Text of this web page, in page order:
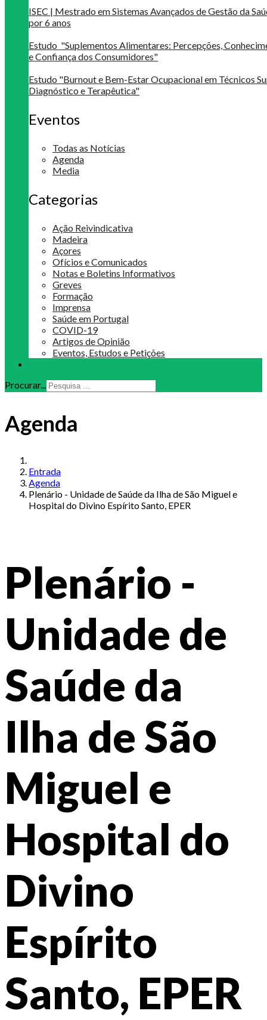
ISEC | Mestrado em Sistemas Avançados de Gestão da
por 6 anos
Estudo "Suplementos Alimentares: Percepções,
e Confiança dos Consumidores"
Estudo "Burnout e Bem-Estar Ocupacional em Técnicos
Diagnóstico e Terapêutica"
Eventos
Todas as Notícias
Agenda
Media
Categorias
Ação Reivindicativa
Madeira
Açores
Ofícios e Comunicados
Notas e Boletins Informativos
Greves
Formação
Imprensa
Saúde em Portugal
COVID-19
Artigos de Opinião
Eventos, Estudos e Petições
Procurar...
Agenda
Entrada
Agenda
Plenário - Unidade de Saúde da Ilha de São Miguel e
Hospital do Divino Espírito Santo, EPER
Plenário -
Unidade de
Saúde da
Ilha de São
Miguel e
Hospital do
Divino
Espírito
Santo, EPER